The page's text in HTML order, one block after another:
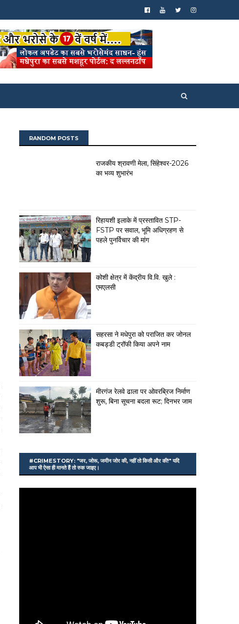
RANDOM POSTS
राजकीय श्रावणी मेला, सिंहेश्वर-2026
का भव्य शुभारंभ
रिहायशी इलाके में प्रस्तावित STP-
FSTP पर सवाल, भूमि अधिग्रहण से
पहले पुनर्विचार की मांग
कोशी क्षेत्र में केंद्रीय वि.वि. खुले :
एमएलसी
सहरसा ने मधेपुरा को पराजित कर जोनल
कबड्डी ट्रॉफी किया अपने नाम
मीरगंज रेलवे ढाला पर ओवरब्रिज निर्माण
शुरू, बिना सूचना बदला रूट; दिनभर जाम
#CRIMESTORY: "जर, जोरू, जमीन जोर की, नहीं तो किसी और की!" यदि
आप भी ऐसा ही मानते हैं तो रुक जाइए।